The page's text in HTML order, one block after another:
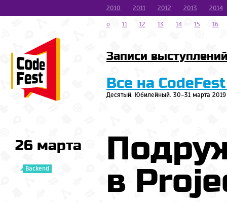
2010 2011 2012 2013
2014
o
11 12 13 14 15 16
Записи
Все на
Десятый. Юбилейный. 30–31 марта 2019
26 марта
Backend
в